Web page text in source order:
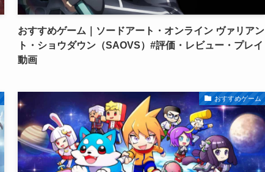
おすすめゲーム｜ソードアート・オンライン ヴァリアン
ト・ショウダウン（SAOVS）#評価・レビュー・プレイ
動画
おすすめゲーム